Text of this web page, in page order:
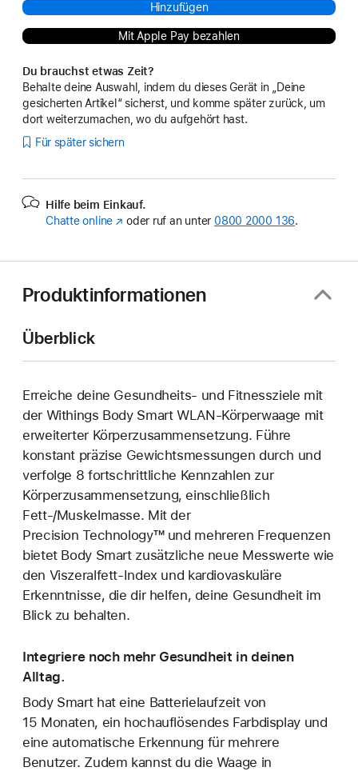
Hinzufügen
Mit Apple Pay bezahlen
Du brauchst etwas Zeit?
Behalte deine Auswahl, indem du dieses Gerät in „Deine
gesicherten Artikel“ sicherst, und komme später zurück, um
dort weiterzumachen, wo du aufgehört hast.
Für später sichern
Hilfe beim Einkauf.
Chatte online (Öffnet
oder ruf an unter 0800 2000 136.
Produktinformationen
Überblick
Erreiche deine Gesundheits- und Fitnessziele mit
der Withings Body Smart WLAN-Körperwaage mit
erweiterter Körperzusammensetzung. Führe
konstant präzise Gewichtsmessungen durch und
verfolge 8 fortschrittliche Kennzahlen zur
Körperzusammensetzung, einschließlich
Fett-/Muskelmasse. Mit der
Precision Technology™ und mehreren Frequenzen
bietet Body Smart zusätzliche neue Messwerte wie
den Viszeralfett-Index und kardiovaskuläre
Erkenntnisse, die dir helfen, deine Gesundheit im
Blick zu behalten.
Integriere noch mehr Gesundheit in deinen
Alltag.
Body Smart hat eine Batterielaufzeit von
15 Monaten, ein hochauflösendes Farbdisplay und
eine automatische Erkennung für mehrere
Benutzer. Zudem kannst du die Waage in